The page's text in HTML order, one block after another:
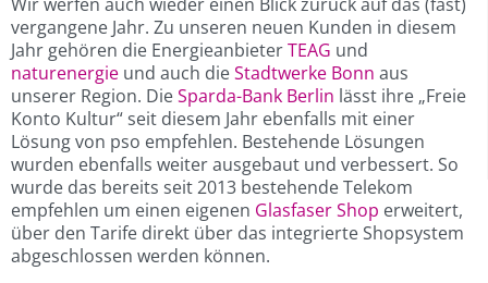
vergangene Jahr. Zu unseren neuen Kunden in diesem
Jahr gehören die EnergieanbieterTEAG und
naturenergie und auch dieStadtwerke Bonn aus
unserer Region. DieSparda-Bank Berlin lässt ihre „Freie
Konto Kultur“ seit diesem Jahr ebenfalls mit einer
Lösung von pso empfehlen. Bestehende Lösungen
wurden ebenfalls weiter ausgebaut und verbessert. So
wurde das bereits seit 2013 bestehende Telekom
empfehlen um einen eigenen Glasfaser Shop erweitert,
über den Tarife direkt über das integrierte Shopsystem
abgeschlossen werden können.